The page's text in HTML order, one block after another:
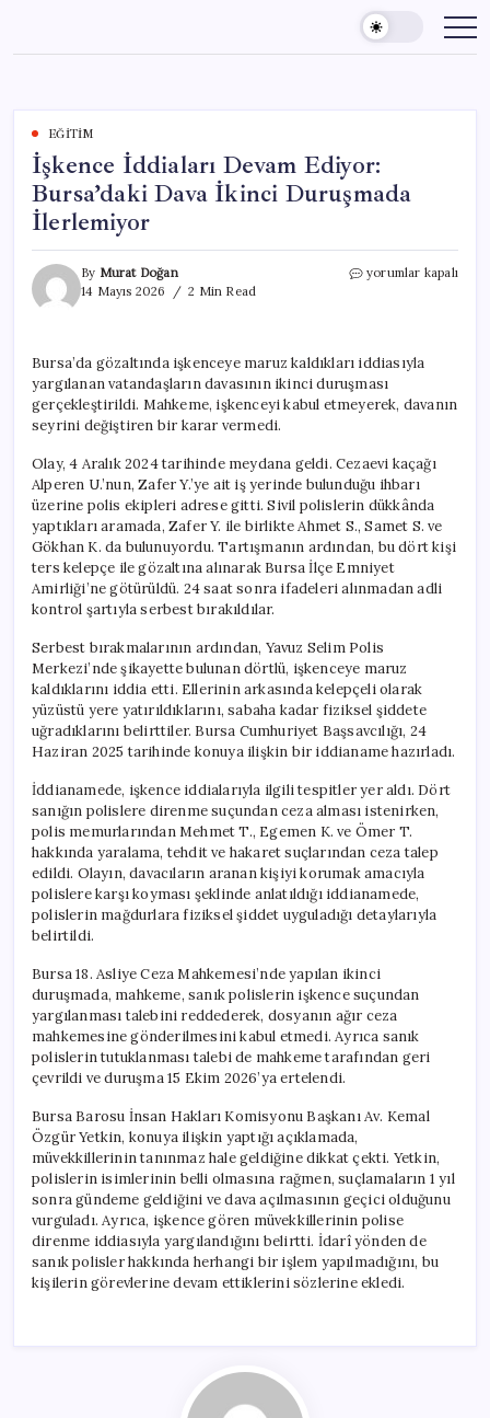
content
EĞITIM
İşkence İddiaları Devam Ediyor:
Bursa’daki Dava İkinci Duruşmada
İlerlemiyor
By Murat Doğan
14 Mayıs 2026
2 Min Read
İşkence
Dava
İkinci
Duruşmada
yorumlar kapalı
Bursa’da gözaltında işkenceye maruz kaldıkları iddiasıyla
yargılanan vatandaşların davasının ikinci duruşması
gerçekleştirildi. Mahkeme, işkenceyi kabul etmeyerek, davanın
seyrini değiştiren bir karar vermedi.
Olay, 4 Aralık 2024 tarihinde meydana geldi. Cezaevi kaçağı
Alperen U.’nun, Zafer Y.’ye ait iş yerinde bulunduğu ihbarı
üzerine polis ekipleri adrese gitti. Sivil polislerin dükkânda
yaptıkları aramada, Zafer Y. ile birlikte Ahmet S., Samet S. ve
Gökhan K. da bulunuyordu. Tartışmanın ardından, bu dört kişi
ters kelepçe ile gözaltına alınarak Bursa İlçe Emniyet
Amirliği’ne götürüldü. 24 saat sonra ifadeleri alınmadan adli
kontrol şartıyla serbest bırakıldılar.
Serbest bırakmalarının ardından, Yavuz Selim Polis
Merkezi’nde şikayette bulunan dörtlü, işkenceye maruz
kaldıklarını iddia etti. Ellerinin arkasında kelepçeli olarak
yüzüstü yere yatırıldıklarını, sabaha kadar fiziksel şiddete
uğradıklarını belirttiler. Bursa Cumhuriyet Başsavcılığı, 24
Haziran 2025 tarihinde konuya ilişkin bir iddianame hazırladı.
İddianamede, işkence iddialarıyla ilgili tespitler yer aldı. Dört
sanığın polislere direnme suçundan ceza alması istenirken,
polis memurlarından Mehmet T., Egemen K. ve Ömer T.
hakkında yaralama, tehdit ve hakaret suçlarından ceza talep
edildi. Olayın, davacıların aranan kişiyi korumak amacıyla
polislere karşı koyması şeklinde anlatıldığı iddianamede,
polislerin mağdurlara fiziksel şiddet uyguladığı detaylarıyla
belirtildi.
Bursa 18. Asliye Ceza Mahkemesi’nde yapılan ikinci
duruşmada, mahkeme, sanık polislerin işkence suçundan
yargılanması talebini reddederek, dosyanın ağır ceza
mahkemesine gönderilmesini kabul etmedi. Ayrıca sanık
polislerin tutuklanması talebi de mahkeme tarafından geri
çevrildi ve duruşma 15 Ekim 2026’ya ertelendi.
Bursa Barosu İnsan Hakları Komisyonu Başkanı Av. Kemal
Özgür Yetkin, konuya ilişkin yaptığı açıklamada,
müvekkillerinin tanınmaz hale geldiğine dikkat çekti. Yetkin,
polislerin isimlerinin belli olmasına rağmen, suçlamaların 1 yıl
sonra gündeme geldiğini ve dava açılmasının geçici olduğunu
vurguladı. Ayrıca, işkence gören müvekkillerinin polise
direnme iddiasıyla yargılandığını belirtti. İdarî yönden de
sanık polisler hakkında herhangi bir işlem yapılmadığını, bu
kişilerin görevlerine devam ettiklerini sözlerine ekledi.